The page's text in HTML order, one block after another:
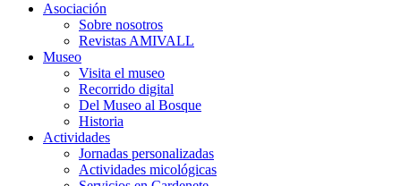
Asociación
Sobre nosotros
Revistas AMIVALL
Museo
Visita el museo
Recorrido digital
Del Museo al Bosque
Historia
Actividades
Jornadas personalizadas
Actividades micológicas